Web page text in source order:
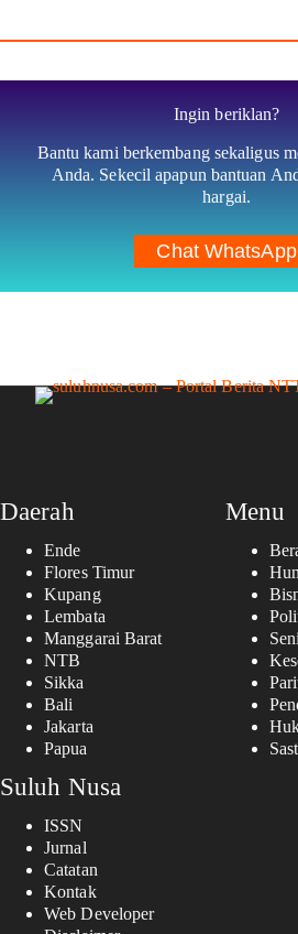
Ingin beriklan?
Bantu kami berkembang sekaligus
Anda. Sekecil apapun bantuan
hargai.
Chat WhatsApp
Daerah
Ende
Flores Timur
Kupang
Lembata
Manggarai Barat
NTB
Sikka
Bali
Jakarta
Papua
Menu
Suluh Nusa
ISSN
Jurnal
Catatan
Kontak
Web Developer